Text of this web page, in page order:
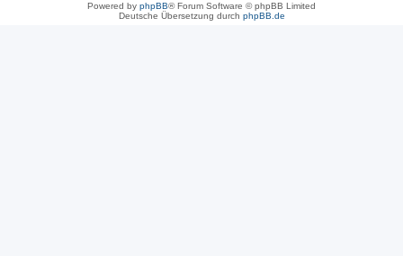
Powered by phpBB® Forum Software © phpBB Limited
Deutsche Übersetzung durch phpBB.de